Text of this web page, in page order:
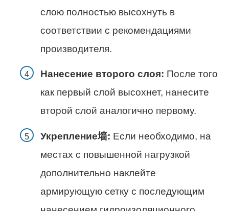
слою полностью высохнуть в
соответствии с рекомендациями
производителя.
Нанесение второго слоя: После того
как первый слой высохнет, нанесите
второй слой аналогично первому.
Укрепление墙: Если необходимо, на
местах с повышенной нагрузкой
дополнительно наклейте
армирующую сетку с последующим